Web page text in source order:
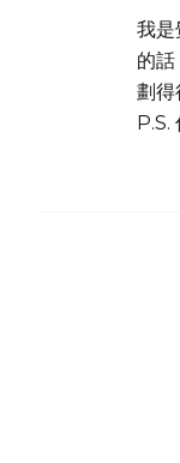
我是
的
劃得
P.S.